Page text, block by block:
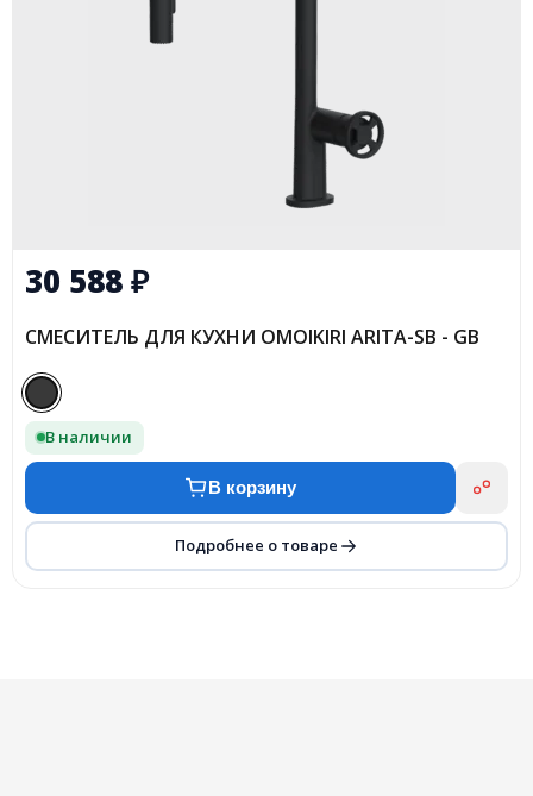
30 588₽
СМЕСИТЕЛЬ ДЛЯ КУХНИ OMOIKIRI ARITA-SB - GB
В наличии
В корзину
Подробнее о товаре